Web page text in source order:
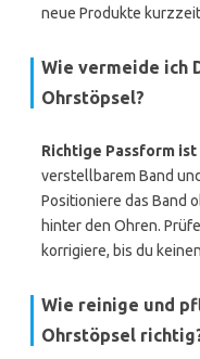
neue Produkte
Wie vermeide ich
Ohrstöpsel?
Richtige Passform
verstellbarem Band
Positioniere das Band
hinter den Ohren.
korrigiere, bis du
Wie reinige und
Ohrstöpsel